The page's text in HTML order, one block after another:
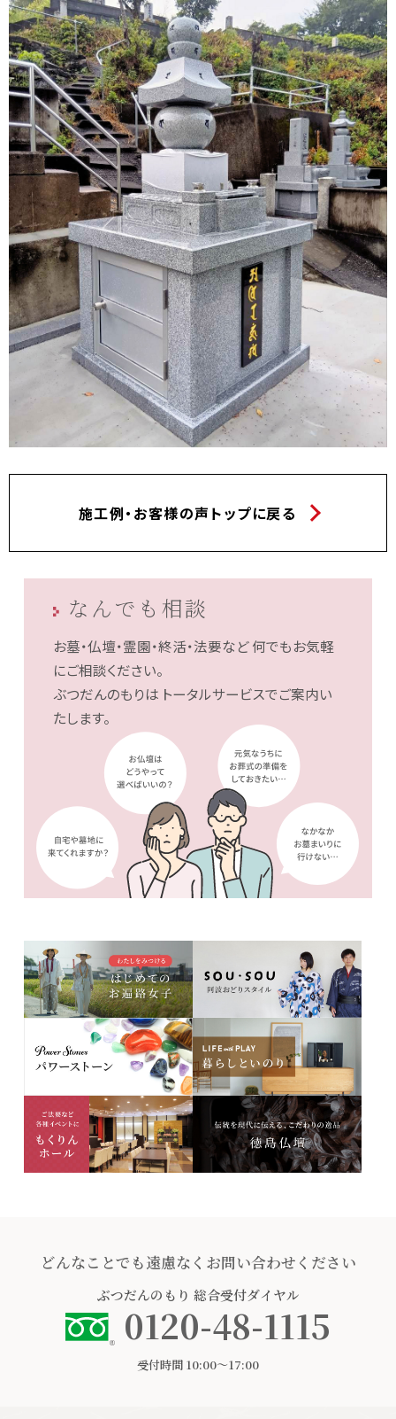
施工例・お客様の声トップに戻る
なんでも相談
お墓・仏壇・霊園・終活・法要など何でもお気軽
にご相談ください。
ぶつだんのもりは トータルサービスでご案内い
たします。
どんなことでも遠慮なくお問い合わせください
ぶつだんのもり 総合受付ダイヤル
0120-48-1115
受付時間 10:00〜17:00